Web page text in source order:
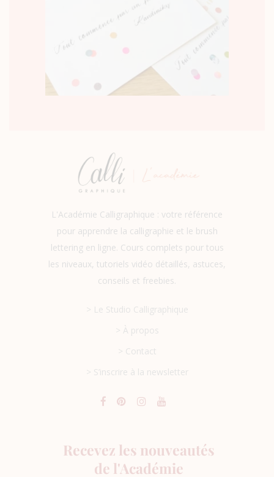
L'Académie Calligraphique : votre référence
pour apprendre la calligraphie et le brush
lettering en ligne. Cours complets pour tous
les niveaux, tutoriels vidéo détaillés, astuces,
conseils et freebies.
> Le Studio Calligraphique
> À propos
> Contact
> S’inscrire à la newsletter